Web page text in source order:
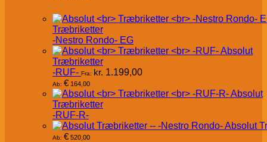
Træbriketter
-Nestro Rondo- EG
Absolut
Træbriketter
-RUF- Fra: kr. 1.199,00
Ab: € 164,00
Absolut
Træbriketter
-RUF-R-
Absolut
Ab: € 520,00